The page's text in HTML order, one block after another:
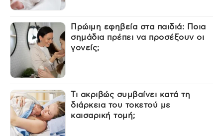
Πρώιμη εφηβεία στα παιδιά: Ποια
σημάδια πρέπει να προσέξουν οι
γονείς;
Τι ακριβώς συμβαίνει κατά τη
διάρκεια του τοκετού με
καισαρική τομή;